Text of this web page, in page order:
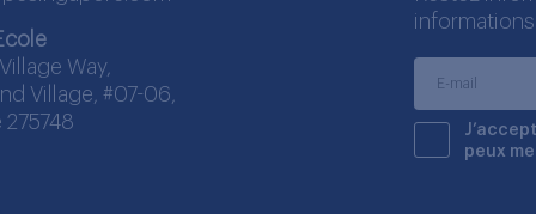
Way,
Village, #07-06,
peux